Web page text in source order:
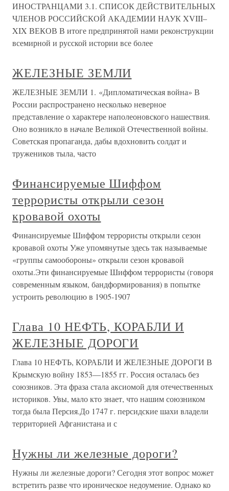
ИНОСТРАНЦАМИ 3.1. СПИСОК ДЕЙСТВИТЕЛЬНЫХ
ЧЛЕНОВ РОССИЙСКОЙ АКАДЕМИИ НАУК XVIII–
XIX ВЕКОВ В итоге предпринятой нами реконструкции
всемирной и русской истории все более
ЖЕЛЕЗНЫЕ ЗЕМЛИ
ЖЕЛЕЗНЫЕ ЗЕМЛИ 1. «Дипломатическая война» В
России распространено несколько неверное
представление о характере наполеоновского нашествия.
Оно возникло в начале Великой Отечественной войны.
Советская пропаганда, дабы вдохновить солдат и
тружеников тыла, часто
Финансируемые Шиффом
террористы открыли сезон
кровавой охоты
Финансируемые Шиффом террористы открыли сезон
кровавой охоты Уже упомянутые здесь так называемые
«группы самообороны» открыли сезон кровавой
охоты.Эти финансируемые Шиффом террористы (говоря
современным языком, бандформирования) в попытке
устроить революцию в 1905-1907
Глава 10 НЕФТЬ, КОРАБЛИ И
ЖЕЛЕЗНЫЕ ДОРОГИ
Глава 10 НЕФТЬ, КОРАБЛИ И ЖЕЛЕЗНЫЕ ДОРОГИ В
Крымскую войну 1853—1855 гг. Россия осталась без
союзников. Эта фраза стала аксиомой для отечественных
историков. Увы, мало кто знает, что нашим союзником
тогда была Персия.До 1747 г. персидские шахи владели
территорией Афганистана и с
Нужны ли железные дороги?
Нужны ли железные дороги? Сегодня этот вопрос может
встретить разве что ироническое недоумение. Однако ко